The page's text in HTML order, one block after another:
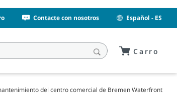
Contacte con nosotros Español - ES
Carro
del centro comercial de Bremen Waterfront